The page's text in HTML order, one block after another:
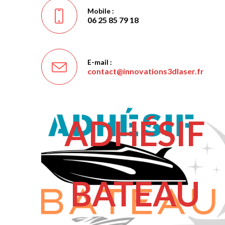
Mobile :
06 25 85 79 18
E-mail :
contact@innovations3dlaser.frS’ouvre
ADHÉSIF
BATEAU